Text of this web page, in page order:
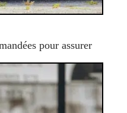
pour assurer